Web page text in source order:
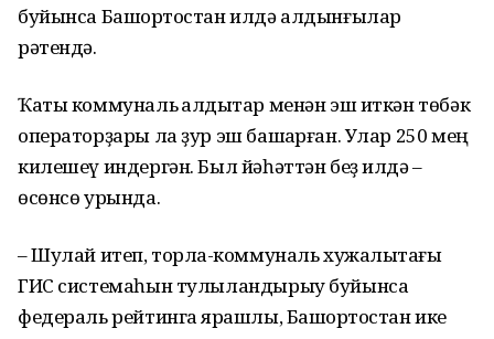
буйынса Башҡортостан илдә алдынғылар
рәтендә.
Ҡаты коммуналь ҡалдыҡтар менән эш иткән төбәк
операторҙары ла ҙур эш башҡарған. Улар 250 мең
килешеү индергән. Был йәһәттән беҙ илдә –
өсөнсө урында.
– Шулай итеп, торлаҡ-коммуналь хужалыҡтағы
ГИС системаһын тулыландырыу буйынса
федераль рейтингҡа ярашлы, Башҡортостан ике